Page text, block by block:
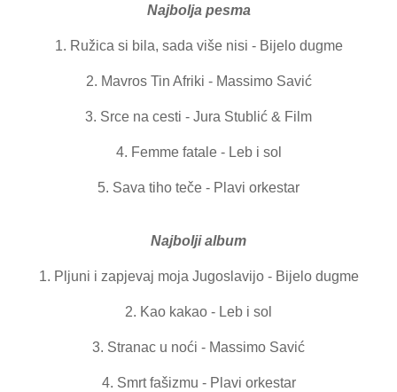
Najbolja pesma
1. Ružica si bila, sada više nisi - Bijelo dugme
2. Mavros Tin Afriki - Massimo Savić
3. Srce na cesti - Jura Stublić & Film
4. Femme fatale - Leb i sol
5. Sava tiho teče - Plavi orkestar
Najbolji album
1. Pljuni i zapjevaj moja Jugoslavijo - Bijelo dugme
2. Kao kakao - Leb i sol
3. Stranac u noći - Massimo Savić
4. Smrt fašizmu - Plavi orkestar